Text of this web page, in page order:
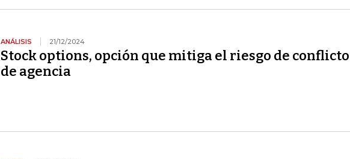
ANÁLISIS 21/12/2024
Stock options, opción que mitiga el riesgo de conflicto
de agencia